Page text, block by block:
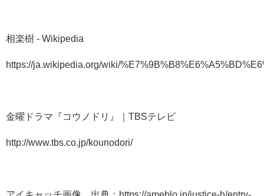
相楽樹 - Wikipedia
https://ja.wikipedia.org/wiki/
金曜ドラマ『コウノドリ』｜TBSテレビ
http://www.tbs.co.jp/kounodori/